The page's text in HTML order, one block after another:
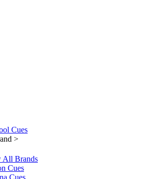
Cues
>
All Brands
Cues
Cues